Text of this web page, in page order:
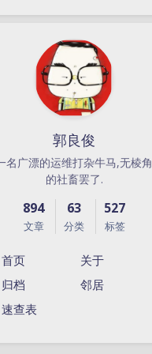
郭良俊
名广漂的运维打杂牛马,无棱角
的社畜罢了.
894
文章
63
分类
527
标签
首页
关于
归档
邻居
速查表